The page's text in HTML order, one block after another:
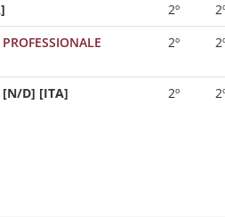
2º
2º
[N/D] [ITA] 2º